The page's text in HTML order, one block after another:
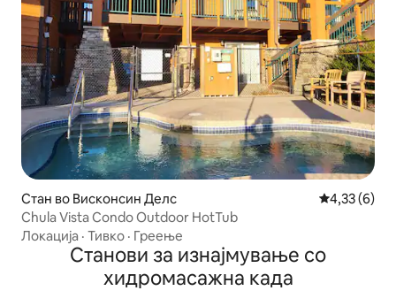
Стан во Висконсин Делс Просечна
4,33 (6)
Chula Vista Condo Outdoor HotTub
Локација · Тивко · Греење
Станови за изнајмување со
хидромасажна када